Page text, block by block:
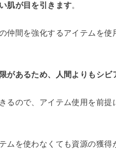
肌が目を引きます。
仲間を強化するアイテムを
があるため、人間よりもシビ
るので、アイテム使用を前
ムを使わなくても資源の獲